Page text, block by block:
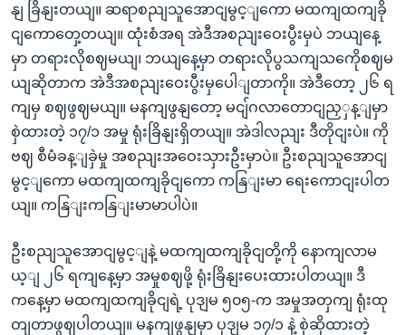
နျ ခြိနျးတယျ။ ဆရာစညျသူအောငျမွင့ျကော မထကျထကျခို
ငျကောတှေ့တယျ။ ထုံးစံအရ အဲဒီအစညျးဝေးပွီးမှပဲ ဘယျနေ့
မှာ တရားလိုစဈမယျ၊ ဘယျနေ့မှာ တရားလိုပွသကျသကေိုစဈမ
ယျဆိုတာက အဲဒီအစညျးဝေးပွီးမှပေါျတာကို။ အဲဒီတော့ ၂၆ ရ
ကျမှ စဈဖွဈမယျ။ မနကျဖွနျတော့ မငျ်ဂလာတောငျညှှန့ျမှာ
စှဲထားတဲ့ ၁၇/၁ အမှု ရုံးခြိနျးရှိတယျ။ အဲဒါလညျး ဒီတိုငျးပဲ။ ကို
ဗဈ စီမံခန့ျခှဲမှု အစညျးအဝေးသှားဦးမှာပဲ။ ဦးစညျသူအောငျ
မွင့ျကော မထကျထကျခိုငျကော ကနြျးမာ ရေးကောငျးပါတ
ယျ။ ကနြျးကနြျးမာမာပါပဲ။
ဦးစညျသူအောငျမွင့ျနဲ့ မထကျထကျခိုငျတို့ကို နောကျလာမ
ယ့ျ ၂၆ ရကျနေ့မှာ အမှုစဈဖို့ ရုံးခြိနျးပေးထားပါတယျ။ ဒီ
ကနေ့မှာ မထကျထကျခိုငျရဲ့ ပုဒျမ ၅၀၅-က အမှုအတှကျ ရုံးထု
တျတာဖွဈပါတယျ။ မနကျဖွနျမှာ ပုဒျမ ၁၇/၁ နဲ့ စှဲဆိုထားတဲ့